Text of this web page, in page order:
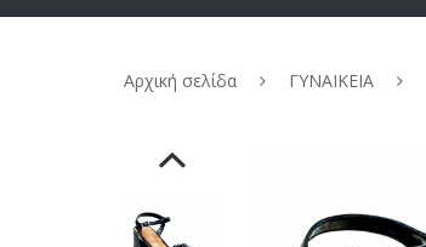
Αρχική σελίδα ΓΥΝΑΙΚΕΙΑ